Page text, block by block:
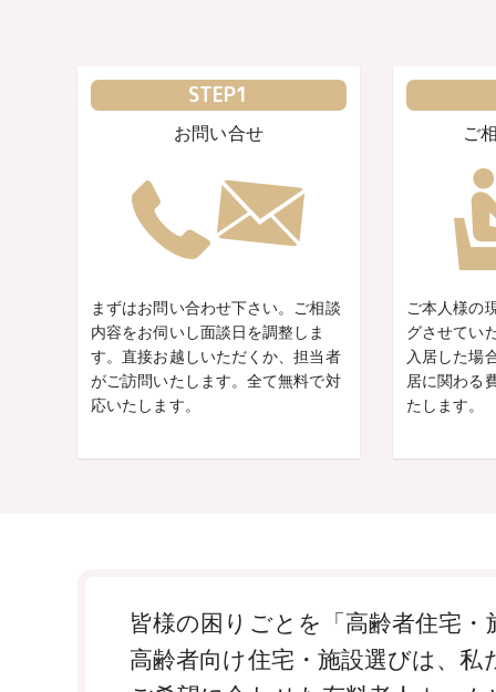
STEP1
お問い合せ
まずはお問い合わせ下さい。ご相談
内容をお伺いし面談日を調整しま
す。直接お越しいただくか、担当者
がご訪問いたします。全て無料で対
応いたします。
ご
ご本人様の
グさせてい
入居した場
居に関わる
たします。
皆様の困りごとを「高齢者住宅
高齢者向け住宅・施設選びは、